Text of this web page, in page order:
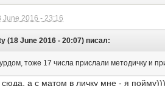
June 2016 - 23:16
(18 June 2016 - 20:07) писал:
тоже 17 числа прислали методичку и
а с матом в личку мне - я пойму)))